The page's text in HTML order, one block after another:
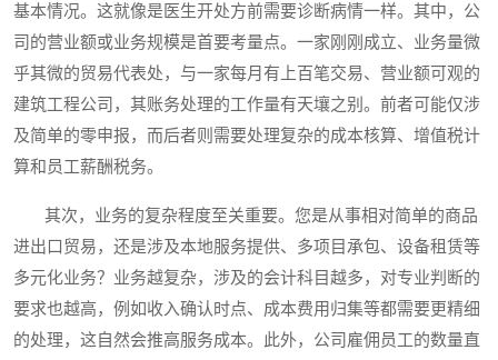
基本情况。这就像是医生开处方前需要诊断病情一样。其中，公
司的营业额或业务规模是首要考量点。一家刚刚成立、业务量微
乎其微的贸易代表处，与一家每月有上百笔交易、营业额可观的
建筑工程公司，其账务处理的工作量有天壤之别。前者可能仅涉
及简单的零申报，而后者则需要处理复杂的成本核算、增值税计
算和员工薪酬税务。
其次，业务的复杂程度至关重要。您是从事相对简单的商品
进出口贸易，还是涉及本地服务提供、多项目承包、设备租赁等
多元化业务？业务越复杂，涉及的会计科目越多，对专业判断的
要求也越高，例如收入确认时点、成本费用归集等都需要更精细
的处理，这自然会推高服务成本。此外，公司雇佣员工的数量直